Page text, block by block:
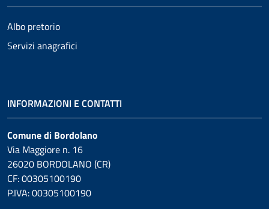
Albo pretorio
Servizi anagrafici
INFORMAZIONI E CONTATTI
Comune di Bordolano
Via Maggiore n. 16
26020 BORDOLANO (CR)
CF: 00305100190
P.IVA: 00305100190